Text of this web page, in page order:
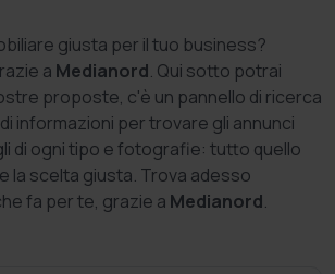
giusta per il tuo business?
a Medianord. Qui sotto potrai
proposte, c'è un pannello di ricerca
informazioni per trovare gli annunci
di ogni tipo e fotografie: tutto quello
la scelta giusta. Trova adesso
fa per te, grazie a Medianord.